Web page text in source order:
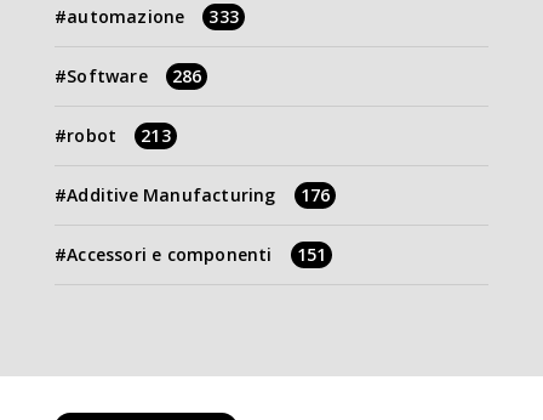
automazione 333
Software 286
robot 213
Additive Manufacturing 176
Accessori e componenti 151